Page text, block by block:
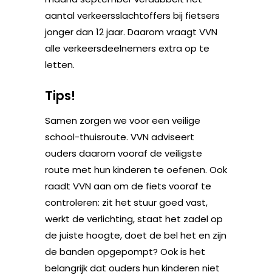
aantal verkeersslachtoffers bij fietsers
jonger dan 12 jaar. Daarom vraagt VVN
alle verkeersdeelnemers extra op te
letten.
Tips!
Samen zorgen we voor een veilige
school-thuisroute. VVN adviseert
ouders daarom vooraf de veiligste
route met hun kinderen te oefenen. Ook
raadt VVN aan om de fiets vooraf te
controleren: zit het stuur goed vast,
werkt de verlichting, staat het zadel op
de juiste hoogte, doet de bel het en zijn
de banden opgepompt? Ook is het
belangrijk dat ouders hun kinderen niet